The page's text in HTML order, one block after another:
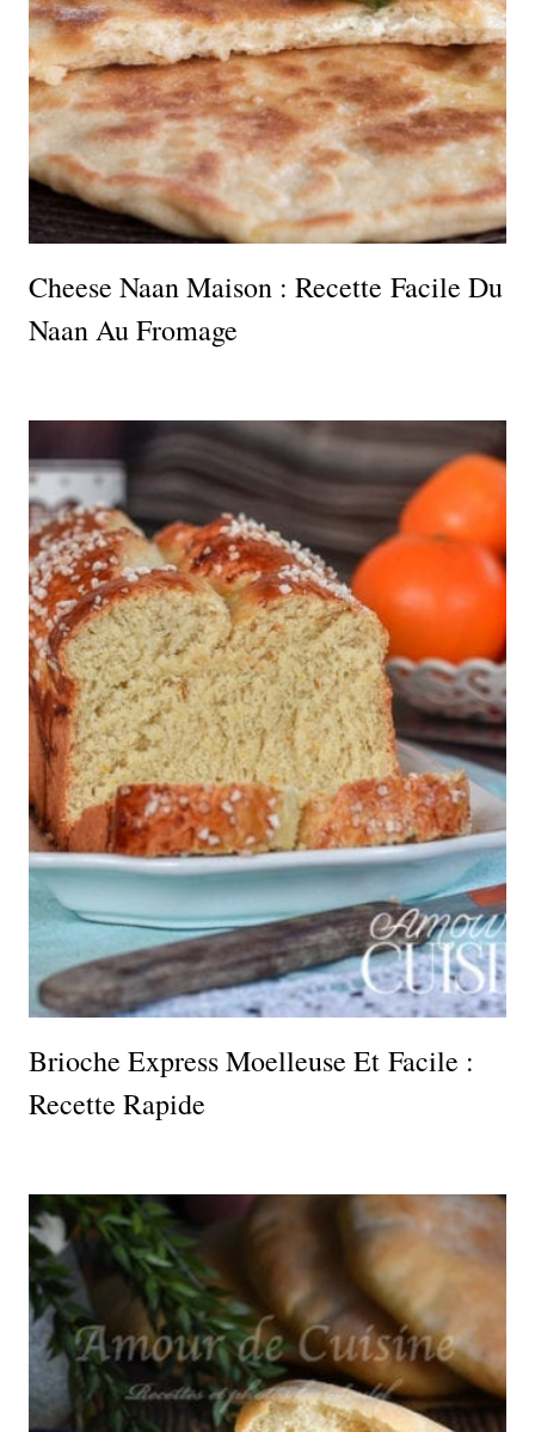
Cheese Naan Maison : Recette Facile Du
Naan Au Fromage
Brioche Express Moelleuse Et Facile :
Recette Rapide